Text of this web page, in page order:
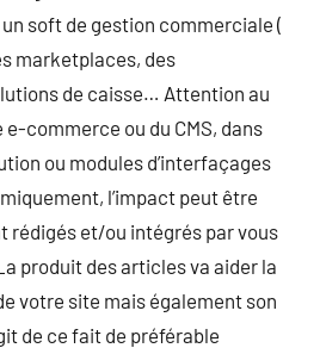
soft de gestion commerciale (
marketplaces, des
de caisse… Attention au
commerce ou du CMS, dans
ou modules d’interfaçages
l’impact peut être
rédigés et/ou intégrés par vous
produit des articles va aider la
votre site mais également son
de ce fait de préférable